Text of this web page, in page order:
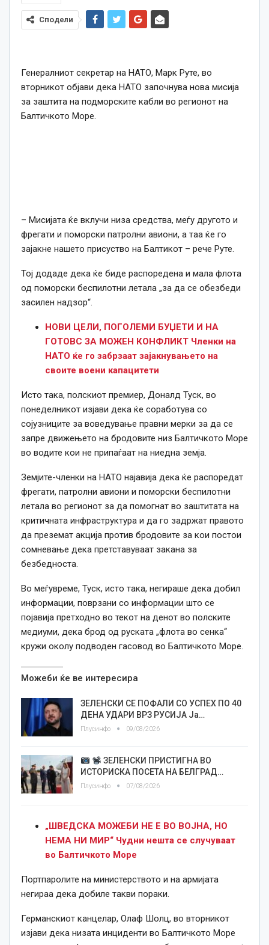
Сподели
Генералниот секретар на НАТО, Марк Руте, во
вторникот објави дека НАТО започнува нова мисија
за заштита на подморските кабли во регионот на
Балтичкото Море.
– Мисијата ќе вклучи низа средства, меѓу другото и
фрегати и поморски патролни авиони, а таа ќе го
зајакне нашето присуство на Балтикот – рече Руте.
Тој додаде дека ќе биде распоредена и мала флота
од поморски беспилотни летала „за да се обезбеди
засилен надзор“.
НОВИ ЦЕЛИ, ПОГОЛЕМИ БУЏЕТИ И НА
ГОТОВС ЗА МОЖЕН КОНФЛИКТ Членки на
НАТО ќе го забрзаат зајакнувањето на
своите воени капацитети
Исто така, полскиот премиер, Доналд Туск, во
понеделникот изјави дека ќе соработува со
сојузниците за воведување правни мерки за да се
запре движењето на бродовите низ Балтичкото Море
во водите кои не припаѓаат на ниедна земја.
Земјите-членки на НАТО најавија дека ќе распоредат
фрегати, патролни авиони и поморски беспилотни
летала во регионот за да помогнат во заштитата на
критичната инфраструктура и да го задржат правото
да преземат акција против бродовите за кои постои
сомневање дека претставуваат закана за
безбедноста.
Во меѓувреме, Туск, исто така, негираше дека добил
информации, поврзани со информации што се
појавија претходно во текот на денот во полските
медиуми, дека брод од руската „флота во сенка“
кружи околу подводен гасовод во Балтичкото Море.
Можеби ќе ве интересира
ЗЕЛЕНСКИ СЕ ПОФАЛИ СО УСПЕХ ПО 40
ДЕНА УДАРИ ВРЗ РУСИЈА Ја…
Плусинфо 09/08/2026
ЗЕЛЕНСКИ ПРИСТИГНА ВО
ИСТОРИСКА ПОСЕТА НА БЕЛГРАД…
Плусинфо 07/08/2026
„ШВЕДСКА МОЖЕБИ НЕ Е ВО ВОЈНА, НО
НЕМА НИ МИР“ Чудни нешта се случуваат
во Балтичкото Море
Портпаролите на министерството и на армијата
негираа дека добиле такви пораки.
Германскиот канцелар, Олаф Шолц, во вторникот
изјави дека низата инциденти во Балтичкото Море